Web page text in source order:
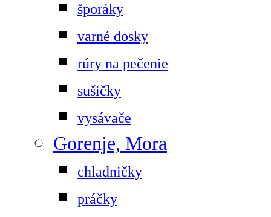
šporáky
varné dosky
rúry na pečenie
sušičky
vysávače
Gorenje, Mora
chladničky
práčky